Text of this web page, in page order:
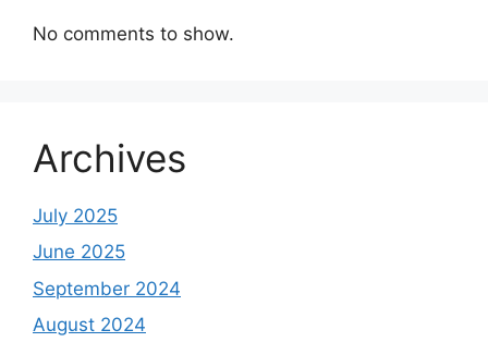
No comments to show.
Archives
July 2025
June 2025
September 2024
August 2024